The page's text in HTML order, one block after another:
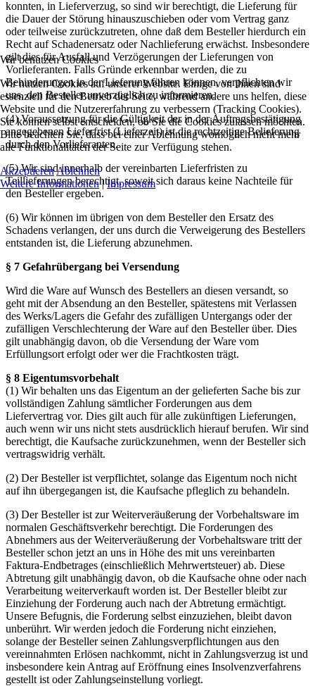
konnten, in Lieferverzug, so sind wir berechtigt, die Lieferung für
die Dauer der Störung hinauszuschieben oder vom Vertrag ganz
oder teilweise zurückzutreten, ohne daß dem Besteller hierdurch ein
Recht auf Schadenersatz oder Nachlieferung erwächst. Insbesondere
gilt dies für Ausfall und Verzögerungen der Lieferungen von
Vorlieferanten. Falls Gründe erkennbar werden, die zu
Behinderungen in der Lieferung führen können, verpflichten wir
uns, den Besteller unverzüglich zu informieren.
(4) Voraussetzung für die Gültigkeit der in der Auftragsbestätigung
angegebenen Lieferfrist (Lieferzeit) ist die rechtzeitige Belieferung
durch den Vorlieferanten.
(5) Wir sind innerhalb der vereinbarten Lieferfristen zu
Teillieferungen berechtigt, soweit sich daraus keine Nachteile für
den Besteller ergeben.
(6) Wir können im übrigen von dem Besteller den Ersatz des
Schadens verlangen, der uns durch die Verweigerung des Bestellers
entstanden ist, die Lieferung abzunehmen.
§ 7 Gefahrübergang bei Versendung
Wird die Ware auf Wunsch des Bestellers an diesen versandt, so
geht mit der Absendung an den Besteller, spätestens mit Verlassen
des Werks/Lagers die Gefahr des zufälligen Untergangs oder der
zufälligen Verschlechterung der Ware auf den Besteller über. Dies
gilt unabhängig davon, ob die Versendung der Ware vom
Erfüllungsort erfolgt oder wer die Frachtkosten trägt.
§ 8 Eigentumsvorbehalt
(1) Wir behalten uns das Eigentum an der gelieferten Sache bis zur
vollständigen Zahlung sämtlicher Forderungen aus dem
Liefervertrag vor. Dies gilt auch für alle zukünftigen Lieferungen,
auch wenn wir uns nicht stets ausdrücklich hierauf berufen. Wir sind
berechtigt, die Kaufsache zurückzunehmen, wenn der Besteller sich
vertragswidrig verhält.
(2) Der Besteller ist verpflichtet, solange das Eigentum noch nicht
auf ihn übergegangen ist, die Kaufsache pfleglich zu behandeln.
(3) Der Besteller ist zur Weiterveräußerung der Vorbehaltsware im
normalen Geschäftsverkehr berechtigt. Die Forderungen des
Abnehmers aus der Weiterveräußerung der Vorbehaltsware tritt der
Besteller schon jetzt an uns in Höhe des mit uns vereinbarten
Faktura-Endbetrages (einschließlich Mehrwertsteuer) ab. Diese
Abtretung gilt unabhängig davon, ob die Kaufsache ohne oder nach
Verarbeitung weiterverkauft worden ist. Der Besteller bleibt zur
Einziehung der Forderung auch nach der Abtretung ermächtigt.
Unsere Befugnis, die Forderung selbst einzuziehen, bleibt davon
unberührt. Wir werden jedoch die Forderung nicht einziehen,
solange der Besteller seinen Zahlungsverpflichtungen aus den
vereinnahmten Erlösen nachkommt, nicht in Zahlungsverzug ist und
insbesondere kein Antrag auf Eröffnung eines Insolvenzverfahrens
gestellt ist oder Zahlungseinstellung vorliegt.
Wir benutzen Cookies
Wir nutzen Cookies auf unserer Website. Einige von ihnen sind
essenziell für den Betrieb der Seite, während andere uns helfen, diese
Website und die Nutzererfahrung zu verbessern (Tracking Cookies).
Sie können selbst entscheiden, ob Sie die Cookies zulassen möchten.
Bitte beachten Sie, dass bei einer Ablehnung womöglich nicht mehr
alle Funktionalitäten der Seite zur Verfügung stehen.
AkzeptierenAblehnen
Weitere Informationen|Impressum